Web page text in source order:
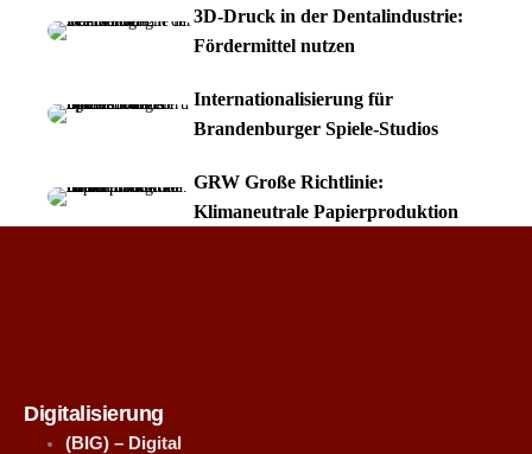
3D-Druck in der Dentalindustrie:
Fördermittel nutzen
Internationalisierung für
Brandenburger Spiele-Studios
GRW Große Richtlinie:
Klimaneutrale Papierproduktion
Digitalisierung
(BIG) – Digital